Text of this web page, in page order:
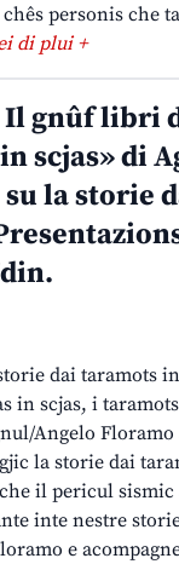
personis che
di plui +
Il gnûf libri
scjas» di
la storie
dai taramots
in scjas, i
Angelo
la storie dai
il pericul sismic
inte nestre
e